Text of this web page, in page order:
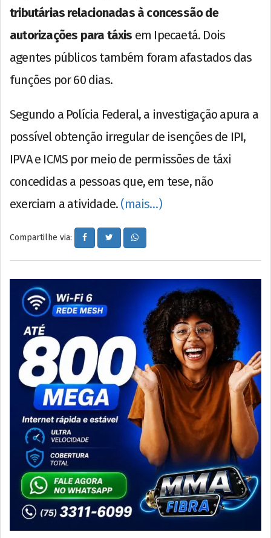
tributárias relacionadas à concessão de
autorizações para táxis em Ipecaetá. Dois
agentes públicos também foram afastados das
funções por 60 dias.
Segundo a Polícia Federal, a investigação apura a
possível obtenção irregular de isenções de IPI,
IPVA e ICMS por meio de permissões de táxi
concedidas a pessoas que, em tese, não
exerciam a atividade. (mais…)
Compartilhe via: